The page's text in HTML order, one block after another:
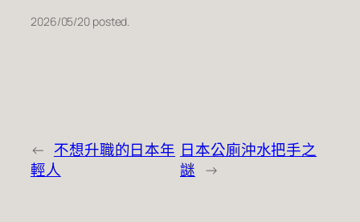
2026/05/20 posted.
← 不想升職的日本年
輕人
日本公廁沖水把手之
謎 →